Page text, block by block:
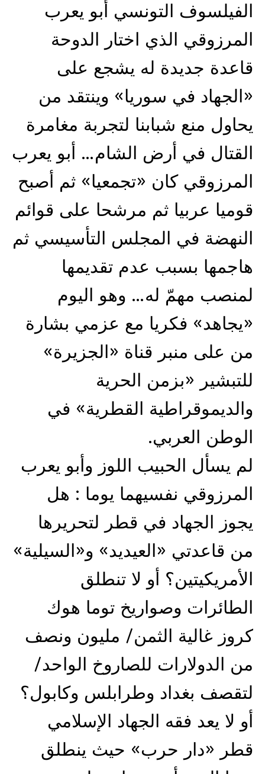
الفيلسوف التونسي أبو يعرب
المرزوقي الذي اختار الدوحة
قاعدة جديدة له يشجع على
«الجهاد في سوريا» وينتقد من
يحاول منع شبابنا لتجربة مغامرة
القتال في أرض الشام… أبو يعرب
المرزوقي كان «تجمعيا» ثم أصبح
قوميا عربيا ثم مرشحا على قوائم
النهضة في المجلس التأسيسي ثم
هاجمها بسبب عدم تقديمها
لمنصب مهمّ له… وهو اليوم
«يجاهد» فكريا مع عزمي بشارة
من على منبر قناة «الجزيرة»
للتبشير «بزمن الحرية
والديموقراطية القطرية» في
الوطن العربي.
لم يسأل الحبيب اللوز وأبو يعرب
المرزوقي نفسيهما يوما : هل
يجوز الجهاد في قطر لتحريرها
من قاعدتي «العيديد» و«السيلية»
الأمريكيتين؟ أو لا تنطلق
الطائرات وصواريخ توما هوك
كروز غالية الثمن/ مليون ونصف
من الدولارات للصاروخ الواحد/
لتقصف بغداد وطرابلس وكابول؟
أو لا يعد فقه الجهاد الإسلامي
قطر «دار حرب» حيث ينطلق